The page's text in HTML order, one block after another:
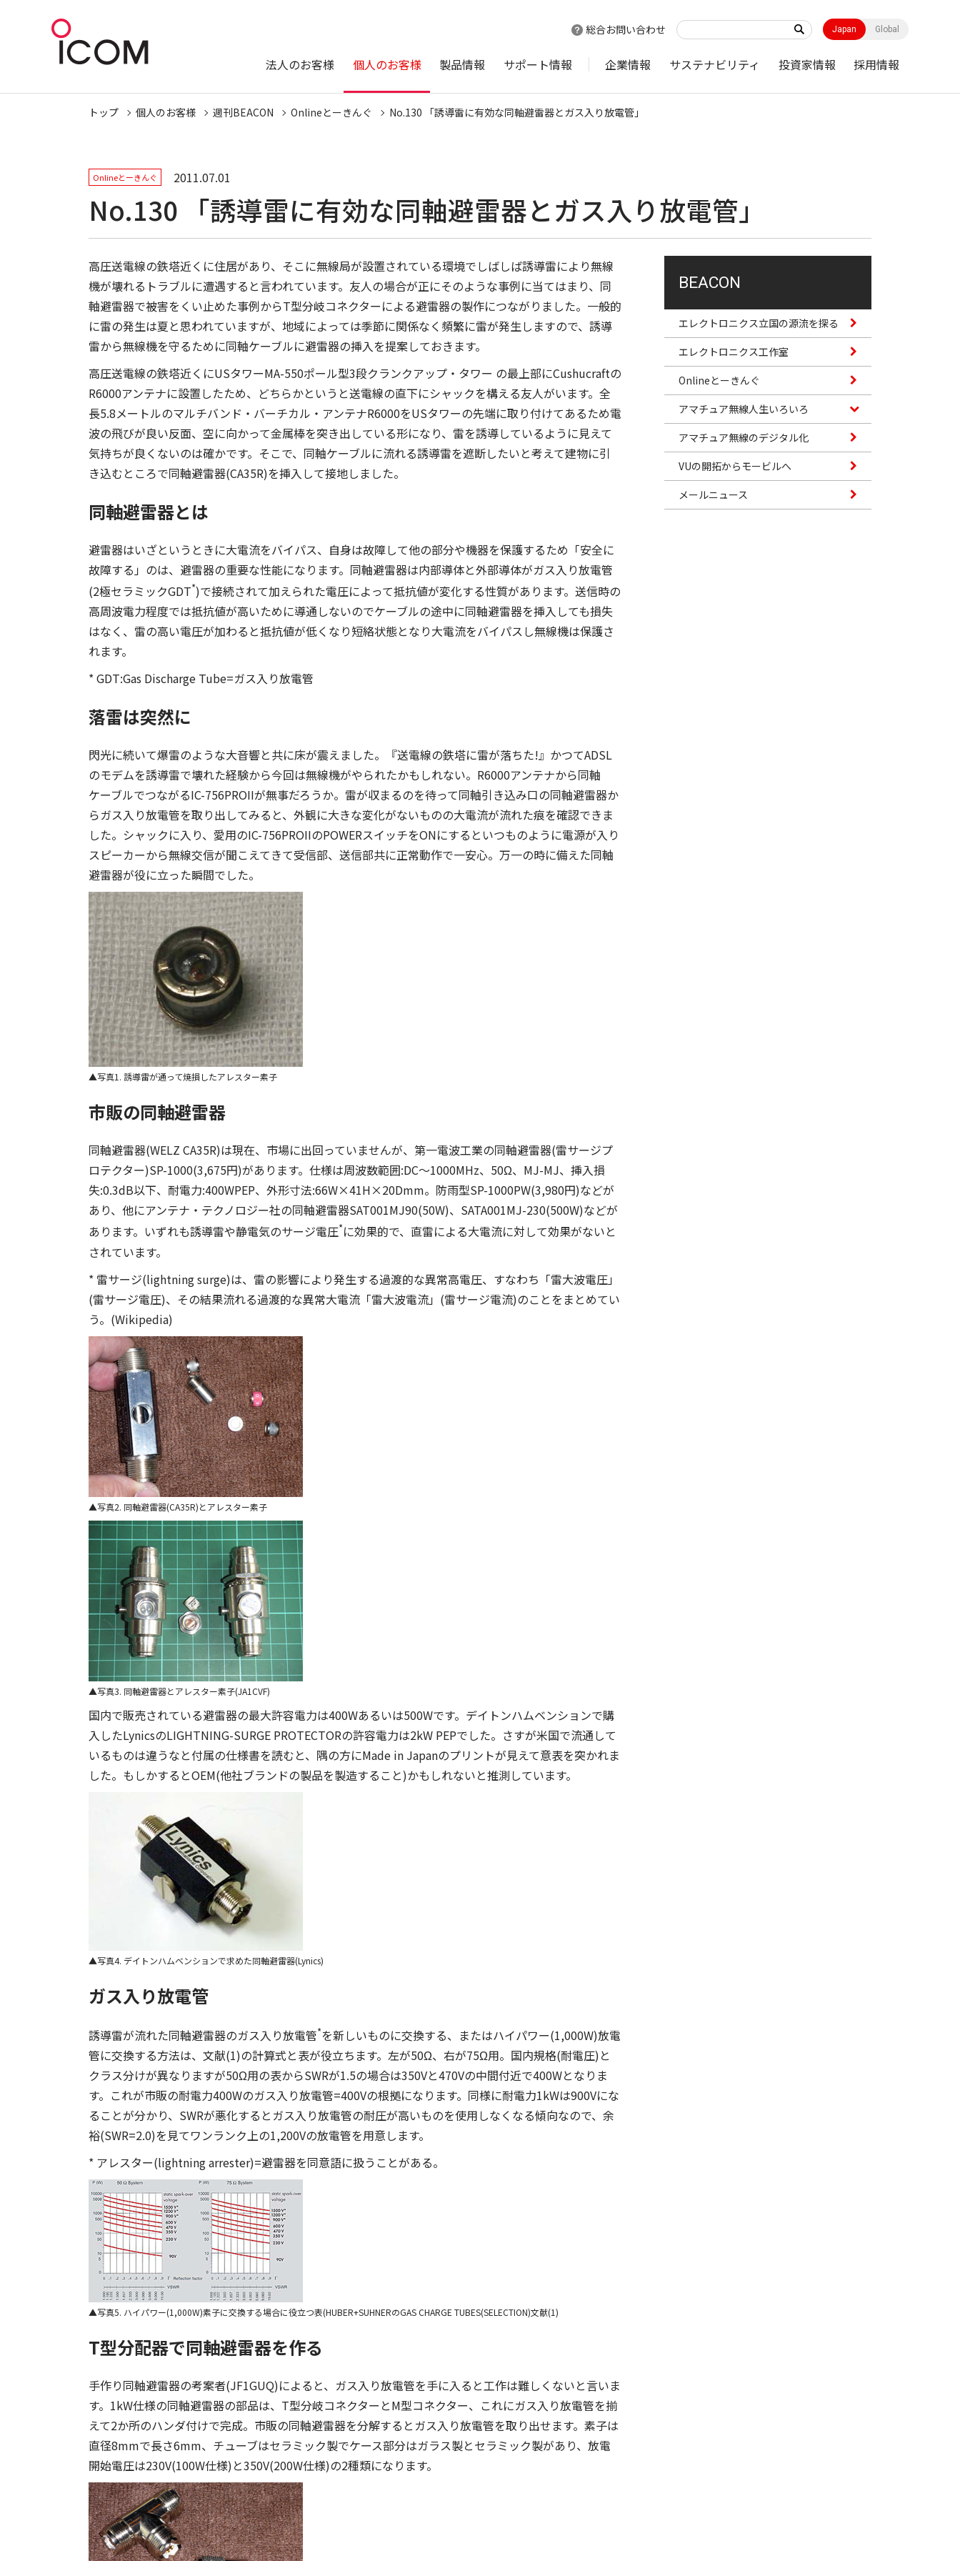
総合お問い合わせ Japan Global
法人のお客様 個人のお客様 製品情報 サポート情報 企業情報 サステナビリティ 投資家情報 採用情報
トップ 個人のお客様 週刊BEACON Onlineとーきんぐ No.130 「誘導雷に有効な同軸避雷器とガス入り放電管」
Onlineとーきんぐ 2011.07.01
No.130 「誘導雷に有効な同軸避雷器とガス入り放電管」
高圧送電線の鉄塔近くに住居があり、そこに無線局が設置されている環境でしばしば誘導雷により無線
機が壊れるトラブルに遭遇すると言われています。友人の場合が正にそのような事例に当てはまり、同
軸避雷器で被害をくい止めた事例からT型分岐コネクターによる避雷器の製作につながりました。一般的
に雷の発生は夏と思われていますが、地域によっては季節に関係なく頻繁に雷が発生しますので、誘導
雷から無線機を守るために同軸ケーブルに避雷器の挿入を提案しておきます。
高圧送電線の鉄塔近くにUSタワーMA-550ポール型3段クランクアップ・タワー の最上部にCushucraftの
R6000アンテナに設置したため、どちらかというと送電線の直下にシャックを構える友人がいます。全
長5.8メートルのマルチバンド・バーチカル・アンテナR6000をUSタワーの先端に取り付けてあるため電
波の飛びが良い反面、空に向かって金属棒を突き出している形になり、雷を誘導しているように見えて
気持ちが良くないのは確かです。そこで、同軸ケーブルに流れる誘導雷を遮断したいと考えて建物に引
き込むところで同軸避雷器(CA35R)を挿入して接地しました。
同軸避雷器とは
避雷器はいざというときに大電流をバイパス、自身は故障して他の部分や機器を保護するため「安全に
故障する」のは、避雷器の重要な性能になります。同軸避雷器は内部導体と外部導体がガス入り放電管
(2極セラミックGDT*)で接続されて加えられた電圧によって抵抗値が変化する性質があります。送信時の
高周波電力程度では抵抗値が高いために導通しないのでケーブルの途中に同軸避雷器を挿入しても損失
はなく、雷の高い電圧が加わると抵抗値が低くなり短絡状態となり大電流をバイパスし無線機は保護さ
れます。
* GDT:Gas Discharge Tube=ガス入り放電管
落雷は突然に
閃光に続いて爆雷のような大音響と共に床が震えました。『送電線の鉄塔に雷が落ちた!』かつてADSL
のモデムを誘導雷で壊れた経験から今回は無線機がやられたかもしれない。R6000アンテナから同軸
ケーブルでつながるIC-756PROIIが無事だろうか。雷が収まるのを待って同軸引き込み口の同軸避雷器か
らガス入り放電管を取り出してみると、外観に大きな変化がないものの大電流が流れた痕を確認できま
した。シャックに入り、愛用のIC-756PROIIのPOWERスイッチをONにするといつものように電源が入り
スピーカーから無線交信が聞こえてきて受信部、送信部共に正常動作で一安心。万一の時に備えた同軸
避雷器が役に立った瞬間でした。
写真1. 誘導雷が通って焼損したアレスター素子
市販の同軸避雷器
同軸避雷器(WELZ CA35R)は現在、市場に出回っていませんが、第一電波工業の同軸避雷器(雷サージプ
ロテクター)SP-1000(3,675円)があります。仕様は周波数範囲:DC〜1000MHz、50Ω、MJ-MJ、挿入損
失:0.3dB以下、耐電力:400WPEP、外形寸法:66W×41H×20Dmm。防雨型SP-1000PW(3,980円)などが
あり、他にアンテナ・テクノロジー社の同軸避雷器SAT001MJ90(50W)、SATA001MJ-230(500W)などが
あります。いずれも誘導雷や静電気のサージ電圧*に効果的で、直雷による大電流に対して効果がないと
されています。
* 雷サージ(lightning surge)は、雷の影響により発生する過渡的な異常高電圧、すなわち「雷大波電圧」
(雷サージ電圧)、その結果流れる過渡的な異常大電流「雷大波電流」(雷サージ電流)のことをまとめてい
う。(Wikipedia)
写真2. 同軸避雷器(CA35R)とアレスター素子
写真3. 同軸避雷器とアレスター素子(JA1CVF)
国内で販売されている避雷器の最大許容電力は400Wあるいは500Wです。デイトンハムベンションで購
入したLynicsのLIGHTNING-SURGE PROTECTORの許容電力は2kW PEPでした。さすが米国で流通して
いるものは違うなと付属の仕様書を読むと、隅の方にMade in Japanのプリントが見えて意表を突かれま
した。もしかするとOEM(他社ブランドの製品を製造すること)かもしれないと推測しています。
写真4. デイトンハムベンションで求めた同軸避雷器(Lynics)
ガス入り放電管
誘導雷が流れた同軸避雷器のガス入り放電管*を新しいものに交換する、またはハイパワー(1,000W)放電
管に交換する方法は、文献(1)の計算式と表が役立ちます。左が50Ω、右が75Ω用。国内規格(耐電圧)と
クラス分けが異なりますが50Ω用の表からSWRが1.5の場合は350Vと470Vの中間付近で400Wとなりま
す。これが市販の耐電力400Wのガス入り放電管=400Vの根拠になります。同様に耐電力1kWは900Vにな
ることが分かり、SWRが悪化するとガス入り放電管の耐圧が高いものを使用しなくなる傾向なので、余
裕(SWR=2.0)を見てワンランク上の1,200Vの放電管を用意します。
* アレスター(lightning arrester)=避雷器を同意語に扱うことがある。
写真5. ハイパワー(1,000W)素子に交換する場合に役立つ表(HUBER+SUHNERのGAS CHARGE TUBES(SELECTION)文献(1)
T型分配器で同軸避雷器を作る
手作り同軸避雷器の考案者(JF1GUQ)によると、ガス入り放電管を手に入ると工作は難しくないと言いま
す。1kW仕様の同軸避雷器の部品は、T型分岐コネクターとM型コネクター、これにガス入り放電管を揃
えて2か所のハンダ付けで完成。市販の同軸避雷器を分解するとガス入り放電管を取り出せます。素子は
直径8mmで長さ6mm、チューブはセラミック製でケース部分はガラス製とセラミック製があり、放電
開始電圧は230V(100W仕様)と350V(200W仕様)の2種類になります。
BEACON
エレクトロニクス立国の源流を探る
エレクトロニクス工作室
Onlineとーきんぐ
アマチュア無線人生いろいろ
アマチュア無線のデジタル化
VUの開拓からモービルへ
メールニュース